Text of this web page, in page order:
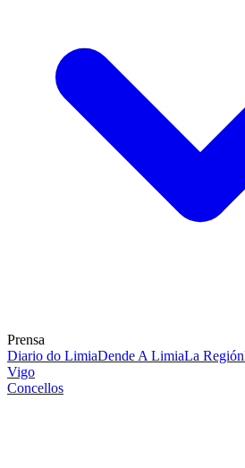
Prensa
Diario do LimiaDende A LimiaLa Región
Vigo
Concellos